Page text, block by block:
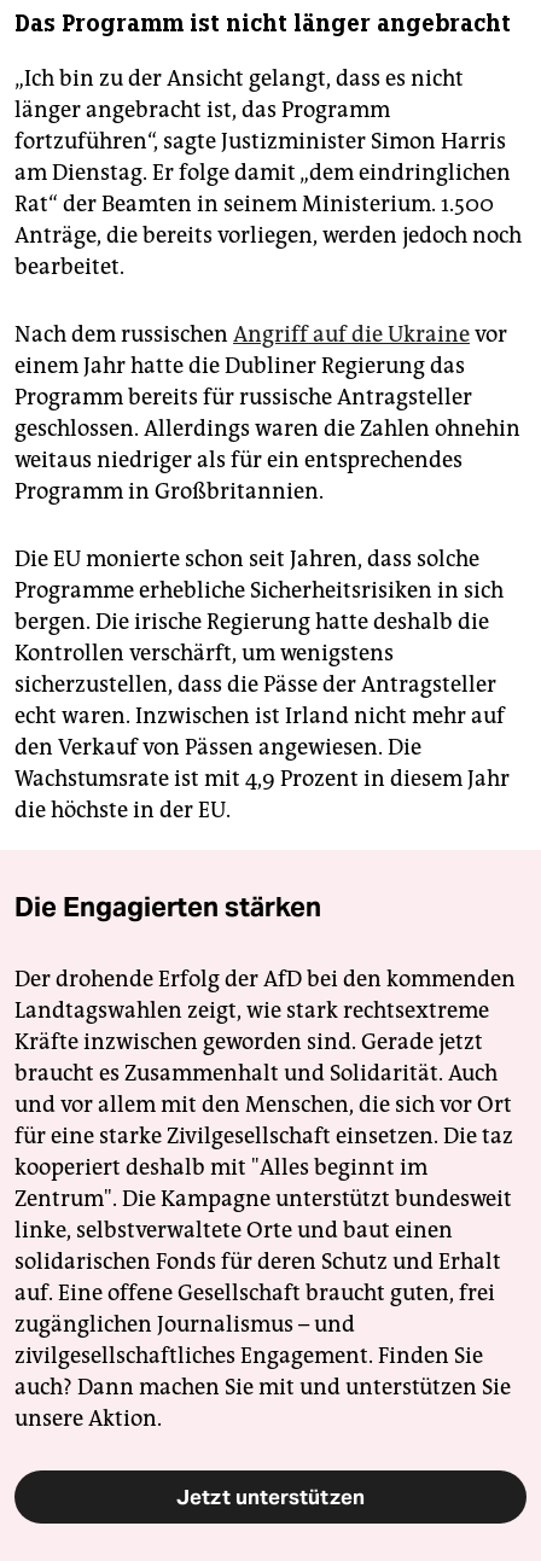
Das Programm ist nicht länger angebracht
„Ich bin zu der Ansicht gelangt, dass es nicht
länger angebracht ist, das Programm
fortzuführen“, sagte Justizminister Simon Harris
am Dienstag. Er folge damit „dem eindringlichen
Rat“ der Beamten in seinem Ministerium. 1.500
Anträge, die bereits vorliegen, werden jedoch noch
bearbeitet.
Nach dem russischen Angriff auf die Ukrainevor
einem Jahr hatte die Dubliner Regierung das
Programm bereits für russische Antragsteller
geschlossen. Allerdings waren die Zahlen ohnehin
weitaus niedriger als für ein entsprechendes
Programm in Großbritannien.
Die EU monierte schon seit Jahren, dass solche
Programme erhebliche Sicherheitsrisiken in sich
bergen. Die irische Regierung hatte deshalb die
Kontrollen verschärft, um wenigstens
sicherzustellen, dass die Pässe der Antragsteller
echt waren. Inzwischen ist Irland nicht mehr auf
den Verkauf von Pässen angewiesen. Die
Wachstumsrate ist mit 4,9 Prozent in diesem Jahr
die höchste in der EU.
Die Engagierten stärken
Der drohende Erfolg der AfD bei den kommenden
Landtagswahlen zeigt, wie stark rechtsextreme
Kräfte inzwischen geworden sind. Gerade jetzt
braucht es Zusammenhalt und Solidarität. Auch
und vor allem mit den Menschen, die sich vor Ort
für eine starke Zivilgesellschaft einsetzen. Die taz
kooperiert deshalb mit "Alles beginnt im
Zentrum". Die Kampagne unterstützt bundesweit
linke, selbstverwaltete Orte und baut einen
solidarischen Fonds für deren Schutz und Erhalt
auf. Eine offene Gesellschaft braucht guten, frei
zugänglichen Journalismus – und
zivilgesellschaftliches Engagement. Finden Sie
auch? Dann machen Sie mit und unterstützen Sie
unsere Aktion.
Jetzt unterstützen